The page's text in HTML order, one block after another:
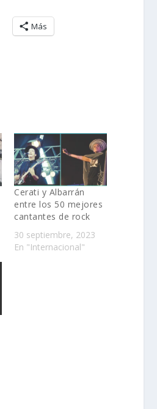
Más
Cerati y Albarrán
entre los 50 mejores
cantantes de rock
30 septiembre, 2023
En "Internacional"